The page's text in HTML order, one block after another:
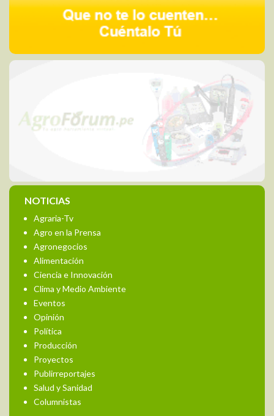
NOTICIAS
Agraria-Tv
Agro en la Prensa
Agronegocios
Alimentación
Ciencia e Innovación
Clima y Medio Ambiente
Eventos
Opinión
Política
Producción
Proyectos
Publirreportajes
Salud y Sanidad
Columnistas